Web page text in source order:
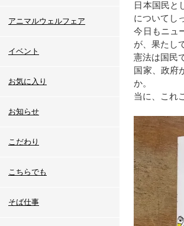
日本国民と
についてし
今日もニュ
が、果たし
憲法は国民
国家、政府
か。
当に、これ
アニマルウェルフェア
イベント
お気に入り
お知らせ
こだわり
こちらでも
そば仕事